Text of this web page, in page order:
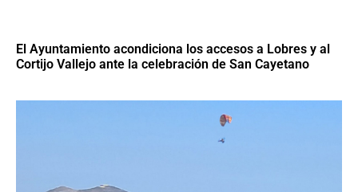
El Ayuntamiento acondiciona los accesos a Lobres y al
Cortijo Vallejo ante la celebración de San Cayetano